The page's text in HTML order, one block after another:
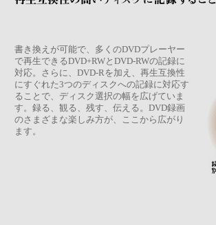
書き換えが可能で、多くのDVDプレーヤー
で再生できるDVD+RWとDVD-RWの記録に
対応。さらに、DVD-Rを加え、再生互換性
にすぐれた3つのディスクへの記録に対応す
ることで、ディスク選択の幅を広げていま
す。録る、観る、残す、伝える。DVD録画
のさまざまな楽しみ方が、ここから広がり
ます。